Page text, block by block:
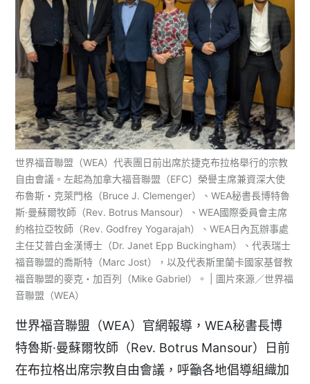
世界福音聯盟（WEA）代表團日前出席於捷克布拉格舉行的宗教
自由會議。左起為加拿大福音聯盟（EFC）榮譽主席兼資深大使
布魯斯・克萊門格（Bruce J. Clemenger）、WEA秘書長博特魯
斯·曼蘇爾牧師（Rev. Botrus Mansour）、WEA國際委員會主席
約格拉亞牧師（Rev. Godfrey Yogarajah）、WEA日內瓦辦事處
主任艾普白金漢博士（Dr. Janet Epp Buckingham）、代表瑞士
福音聯盟的喬斯特（Marc Jost），以及代表斯里蘭卡國家基督教
福音聯盟的麥克・加百列（Mike Gabriel）。 | 圖片來源／世界福
音聯盟（WEA）
世界福音聯盟（WEA）官網報導，WEA秘書長博
特魯斯·曼蘇爾牧師（Rev. Botrus Mansour）日前
在布拉格出席宗教自由會議，呼籲各地倡導組織加